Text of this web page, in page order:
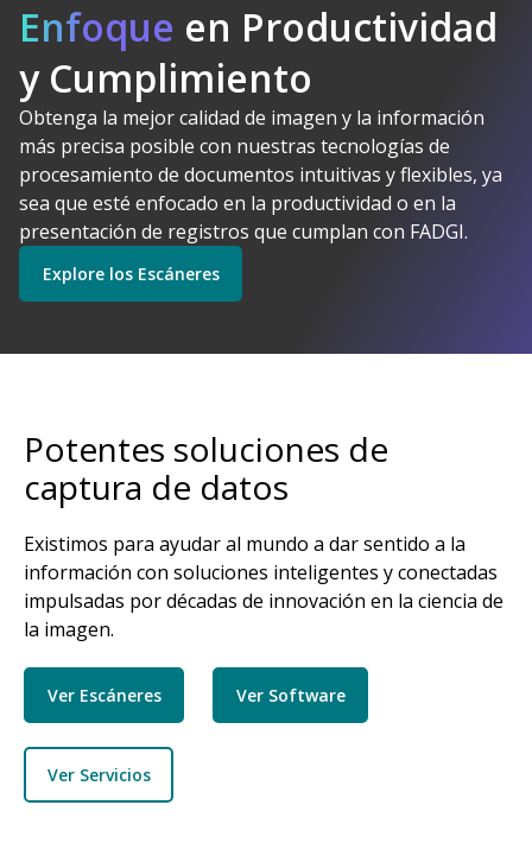
Enfoque en Productividad
y Cumplimiento
Obtenga la mejor calidad de imagen y la información
más precisa posible con nuestras tecnologías de
procesamiento de documentos intuitivas y flexibles, ya
sea que esté enfocado en la productividad o en la
presentación de registros que cumplan con FADGI.
Explore los Escáneres
Empiece
Kodak Alaris tiene
sentido
Explore Software Explore los Escáneres
Explore los Servicios
Potentes soluciones de
captura de datos
Existimos para ayudar al mundo a dar sentido a la
información con soluciones inteligentes y conectadas
impulsadas por décadas de innovación en la ciencia de
la imagen.
Ver Escáneres Ver Software
Ver Servicios